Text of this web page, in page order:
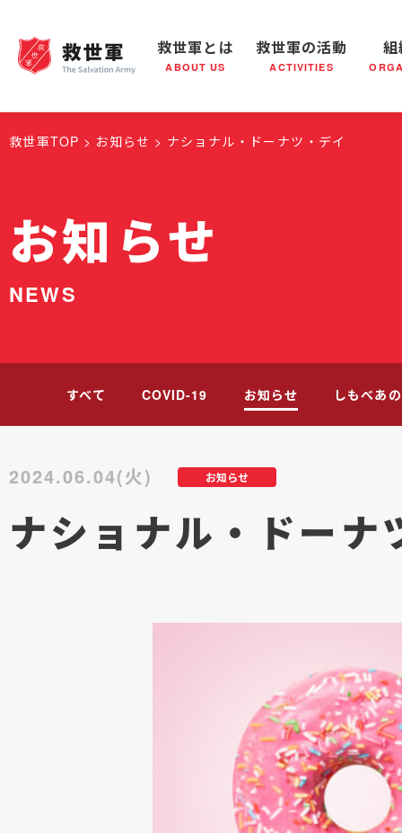
救世軍とは
ABOUT US
救世軍とは 世界が抱えている社会問題 救世軍
救世軍の活動
ACTIVITIES
救世軍の活動 社会鍋
組織概要
救世軍TOP お知らせ ナショナル・ドーナツ・デイ
お知らせ
NEWS
すべて COVID-19 お知らせ しもべあ
お知らせ
2024.06.04(火)
ナショナル・ドーナ